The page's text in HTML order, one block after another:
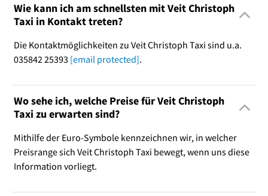
Wie kann ich am schnellsten mit Veit Christoph
Taxi in Kontakt treten?
Die Kontaktmöglichkeiten zu Veit Christoph Taxi sind u.a.
035842 25393 [email protected].
Wo sehe ich, welche Preise für Veit Christoph
Taxi zu erwarten sind?
Mithilfe der Euro-Symbole kennzeichnen wir, in welcher
Preisrange sich Veit Christoph Taxi bewegt, wenn uns diese
Information vorliegt.